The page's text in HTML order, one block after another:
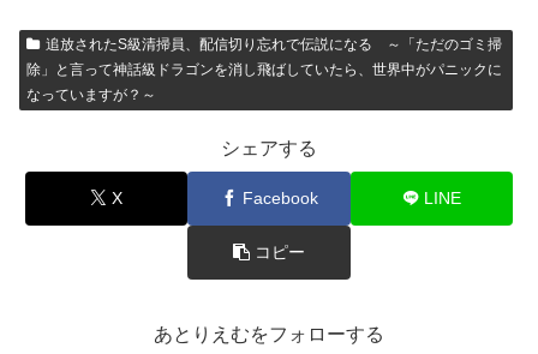
追放されたS級清掃員、配信切り忘れで伝説になる ～「ただのゴミ掃
除」と言って神話級ドラゴンを消し飛ばしていたら、世界中がパニックに
なっていますが？～
シェアする
X Facebook LINE
コピー
あとりえむをフォローする